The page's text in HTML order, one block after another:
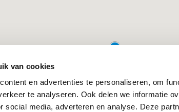
van cookies
en advertenties te personaliseren, om
te analyseren. Ook delen we informatie
social media, adverteren en analyse. Deze